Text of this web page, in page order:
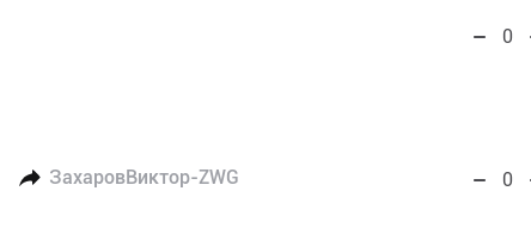
0
ЗахаровВиктор-ZWG
0